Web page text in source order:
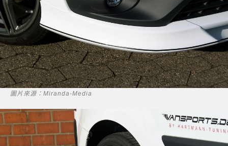
圖片來源：Miranda-Media